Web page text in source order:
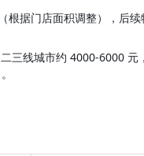
根据门店面积调整），后
三线城市约 4000-6000 元